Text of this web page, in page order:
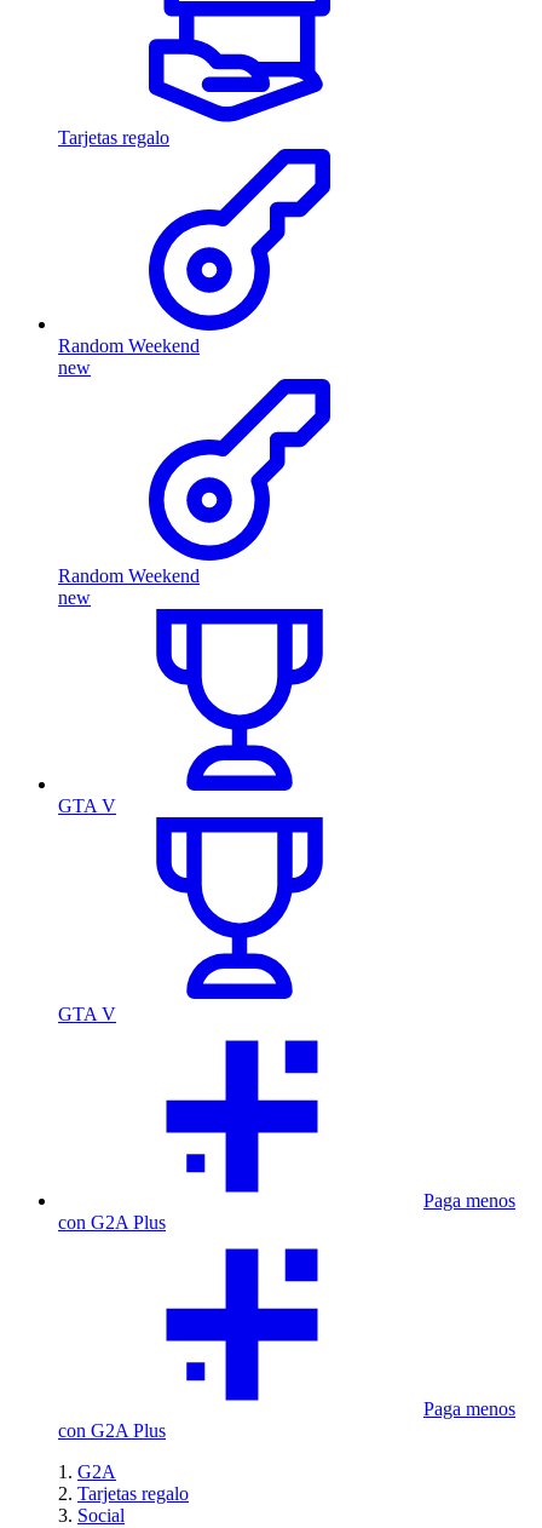
Tarjetas regalo
Random Weekend
new
Random Weekend
new
GTA V
GTA V
Paga menos
con G2A Plus
Paga menos
con G2A Plus
G2A
Tarjetas regalo
Social